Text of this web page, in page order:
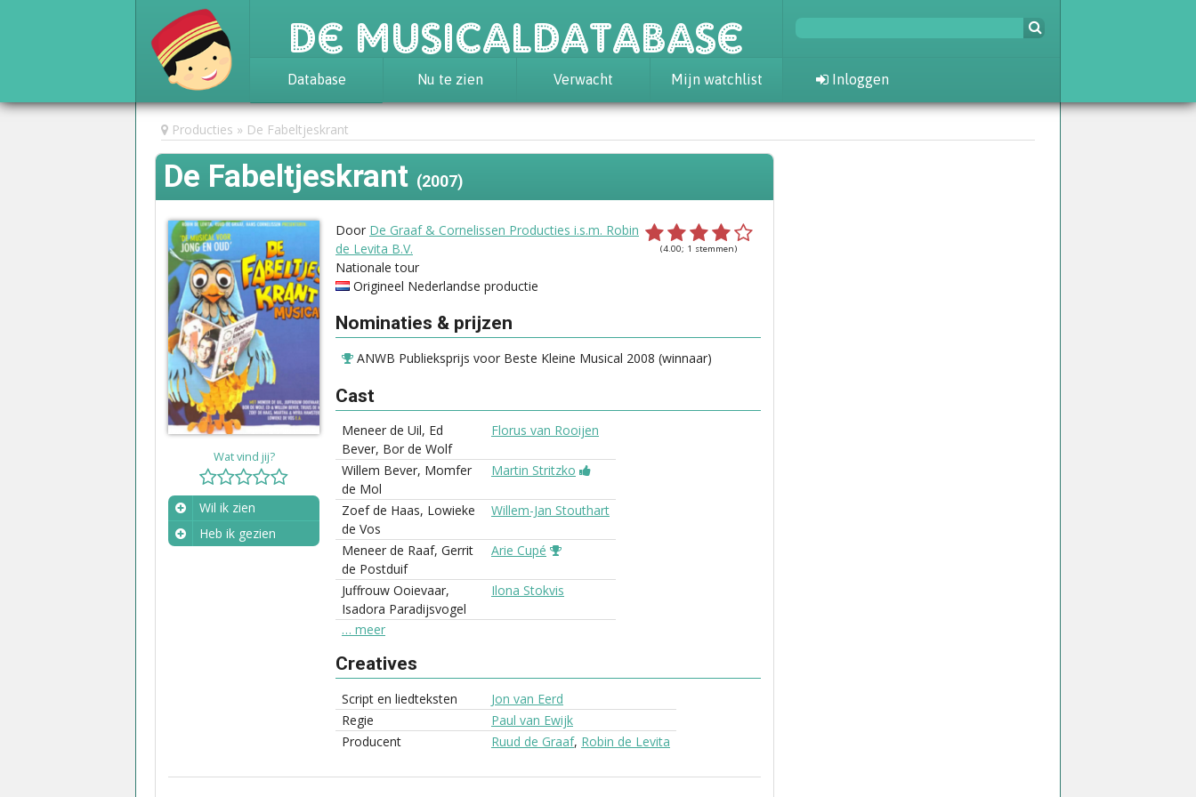
De Musicaldatabase
Database
Achtergrond
Awards
Statistieken
Nu te zien Verwacht Mijn watchlist Inloggen
Producties De Fabeltjeskrant
De Fabeltjeskrant (2007)
Wat vind jij?
Wil ik zien
Heb ik gezien
(4.00; 1 stemmen)
Door De Graaf & Cornelissen Producties i.s.m. Robin
de Levita B.V.
Nationale tour
Origineel Nederlandse productie
Nominaties & prijzen
ANWB Publieksprijs voor Beste Kleine Musical 2008 (winnaar)
Cast
Meneer de Uil, Ed
Bever, Bor de Wolf
Florus van Rooijen
Willem Bever, Momfer
de Mol
Martin Stritzko
Zoef de Haas, Lowieke
de Vos
Willem-Jan Stouthart
Meneer de Raaf, Gerrit
de Postduif
Arie Cupé
Juffrouw Ooievaar,
Isadora Paradijsvogel
Ilona Stokvis
… meer
Creatives
Script en liedteksten
Jon van Eerd
Regie
Paul van Ewijk
Producent
Ruud de Graaf, Robin de Levita